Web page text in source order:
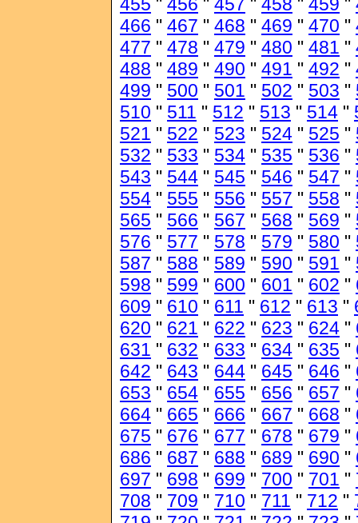
466 " 467 " 468 " 469 " 470 "
477 " 478 " 479 " 480 " 481 "
488 " 489 " 490 " 491 " 492 "
499 " 500 " 501 " 502 " 503 "
510 " 511 " 512 " 513 " 514 "
521 " 522 " 523 " 524 " 525 "
532 " 533 " 534 " 535 " 536 "
543 " 544 " 545 " 546 " 547 "
554 " 555 " 556 " 557 " 558 "
565 " 566 " 567 " 568 " 569 "
576 " 577 " 578 " 579 " 580 "
587 " 588 " 589 " 590 " 591 "
598 " 599 " 600 " 601 " 602 "
609 " 610 " 611 " 612 " 613 "
620 " 621 " 622 " 623 " 624 "
631 " 632 " 633 " 634 " 635 "
642 " 643 " 644 " 645 " 646 "
653 " 654 " 655 " 656 " 657 "
664 " 665 " 666 " 667 " 668 "
675 " 676 " 677 " 678 " 679 "
686 " 687 " 688 " 689 " 690 "
697 " 698 " 699 " 700 " 701 "
708 " 709 " 710 " 711 " 712 "